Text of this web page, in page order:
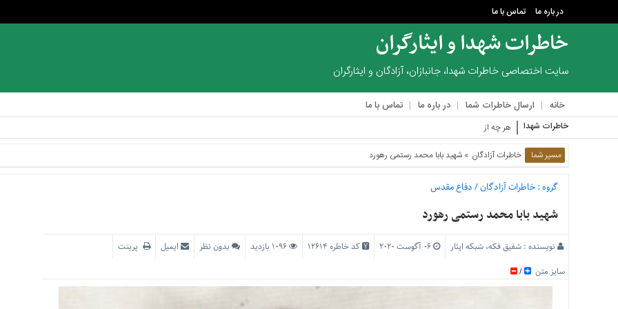
در باره ما تماس با ما
خاطرات شهدا و ایثارگران
سایت اختصاصی خاطرات شهدا، جانبازان، آزادگان و ایثارگران
خانه ارسال خاطرات شما در باره ما تماس با ما
در
ما
تماس
خاطرات شهدا هر چه از مجروح‌ها در لیست‌مان مانده بود
مسیر شما خاطرات آزادگان » شهید بابا محمد رستمی رهورد
گروه :خاطرات آزادگان/دفاع مقدس
شهید بابا محمد رستمی رهورد
نویسنده :شفیق فکه، شبکه ایثار کد خاطره 12614 بدون نظر ایمیل
پرینت
سایز متن
/